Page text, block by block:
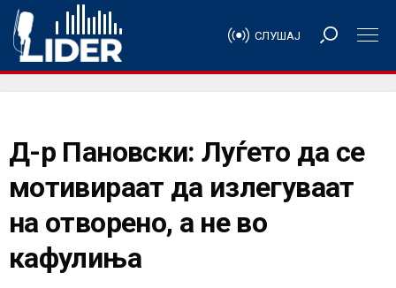
СЛУШАЈ
Д-р Пановски: Луѓето да се
мотивираат да излегуваат
на отворено, а не во
кафулиња